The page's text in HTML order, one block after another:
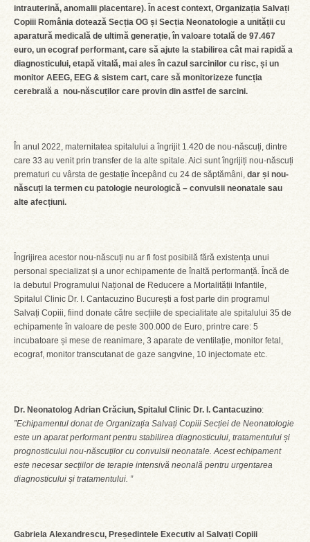
intrauterină, anomalii placentare). În acest context, Organizația Salvați
Copiii România dotează Secția OG și Secția Neonatologie a unității cu
aparatură medicală de ultimă generație, în valoare totală de 97.467
euro, un ecograf performant, care să ajute la stabilirea cât mai rapidă a
diagnosticului, etapă vitală, mai ales în cazul sarcinilor cu risc, și un
monitor AEEG, EEG & sistem cart, care să monitorizeze funcția
cerebrală a nou-născuților care provin din astfel de sarcini.
În anul 2022, maternitatea spitalului a îngrijit 1.420 de nou-născuți, dintre
care 33 au venit prin transfer de la alte spitale. Aici sunt îngrijiți nou-născuți
prematuri cu vârsta de gestație începând cu 24 de săptămâni, dar și nou-
născuți la termen cu patologie neurologică – convulsii neonatale sau
alte afecțiuni.
Îngrijirea acestor nou-născuți nu ar fi fost posibilă fără existența unui
personal specializat și a unor echipamente de înaltă performanță. Încă de
la debutul Programului Național de Reducere a Mortalității Infantile,
Spitalul Clinic Dr. I. Cantacuzino București a fost parte din programul
Salvați Copiii, fiind donate către secțiile de specialitate ale spitalului 35 de
echipamente în valoare de peste 300.000 de Euro, printre care: 5
incubatoare și mese de reanimare, 3 aparate de ventilație, monitor fetal,
ecograf, monitor transcutanat de gaze sangvine, 10 injectomate etc.
Dr. Neonatolog Adrian Crăciun, Spitalul Clinic Dr. I. Cantacuzino:
”Echipamentul donat de Organizația Salvați Copiii Secției de Neonatologie
este un aparat performant pentru stabilirea diagnosticului, tratamentului și
prognosticului nou-născuților cu convulsii neonatale. Acest echipament
este necesar secțiilor de terapie intensivă neonală pentru urgentarea
diagnosticului și tratamentului. ”
Gabriela Alexandrescu, Președintele Executiv al Salvați Copiii